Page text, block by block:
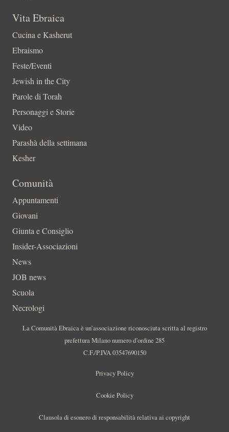
Vita Ebraica
Cucina e Kasherut
Ebraismo
Feste/Eventi
Jewish in the City
Parole di Torah
Personaggi e Storie
Video
Parashà della settimana
Kesher
Comunità
Appuntamenti
Giovani
Giunta e Consiglio
Insider-Associazioni
News
JOB news
Scuola
Necrologi
La Comunità Ebraica è un’associazione riconosciuta scritta al registro
prefettura Milano numero d’ordine 285
C.F./P.IVA 03547690150
Privacy Policy
Cookie Policy
Clausola di esonero di responsabilità relativa ai copyright